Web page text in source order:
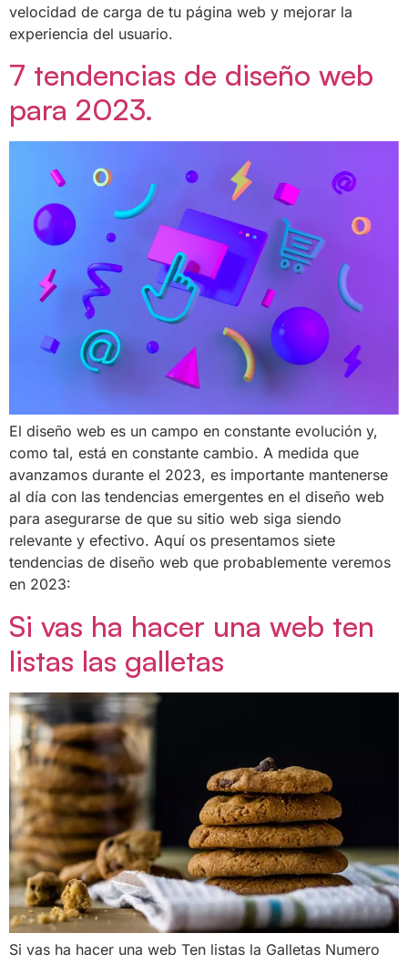
velocidad de carga de tu página web y mejorar la
experiencia del usuario.
7 tendencias de diseño web
para 2023.
El diseño web es un campo en constante evolución y,
como tal, está en constante cambio. A medida que
avanzamos durante el 2023, es importante mantenerse
al día con las tendencias emergentes en el diseño web
para asegurarse de que su sitio web siga siendo
relevante y efectivo. Aquí os presentamos siete
tendencias de diseño web que probablemente veremos
en 2023:
Si vas ha hacer una web ten
listas las galletas
Si vas ha hacer una web Ten listas la Galletas Numero